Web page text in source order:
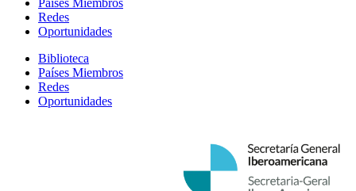
Redes
Oportunidades
Biblioteca
Países Miembros
Redes
Oportunidades